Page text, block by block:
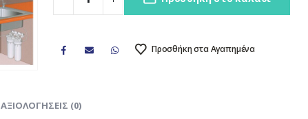
Προσθήκη στα Αγαπημένα
ΑΞΙΟΛΟΓΉΣΕΙΣ (0)